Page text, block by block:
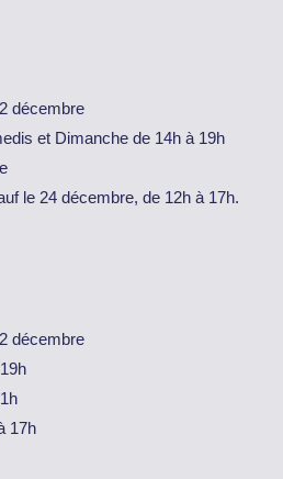
décembre
et Dimanche de 14h à 19h
le 24 décembre, de 12h à 17h.
décembre
17h